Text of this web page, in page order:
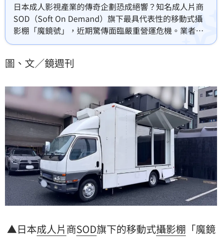
日本成人影視產業的傳奇企劃恐成絕響？知名成人片商
SOD（Soft On Demand）旗下最具代表性的移動式攝
影棚「魔鏡號」，近期驚傳面臨嚴重營運危機。業者透
過官方社群證實，由於品牌名氣與整體銷售量皆呈現明
青春回憶的經典系列，恐將面臨終止拍攝的命運。
圖、文／鏡週刊
▲日本成人片商SOD旗下的移動式攝影棚 「魔鏡